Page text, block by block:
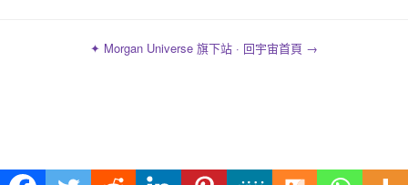
✦ Morgan Universe 旗下站 · 回宇宙首頁 →